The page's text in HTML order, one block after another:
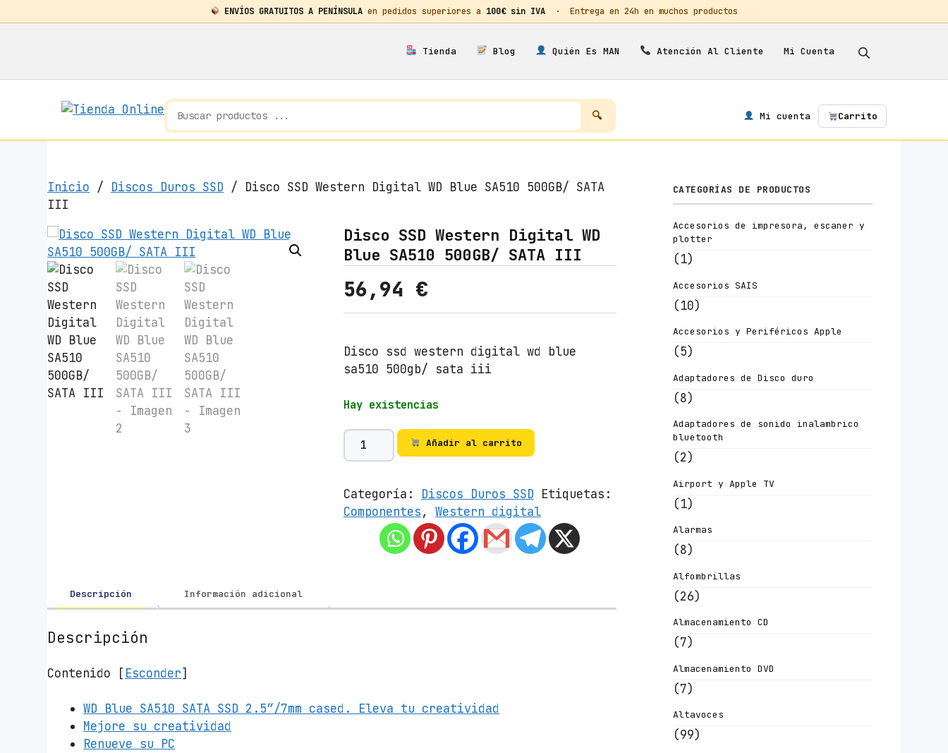
ENVÍOS GRATUITOS A PENÍNSULA en pedidos superiores a 100€ sin IVA · Entrega en 24h en muchos productos
Tienda Blog Quién Es MAN Atención Al Cliente Mi Cuenta
Mi cuenta Carrito
Inicio / Discos Duros SSD / Disco SSD Western Digital WD Blue SA510 500GB/ SATA
III
Disco SSD Western Digital WD
Blue SA510 500GB/ SATA III
56,94 €
Disco ssd western digital wd blue
sa510 500gb/ sata iii
Hay existencias
D
i
c
o
s
D
i
Añadir al carrito
Categoría: Discos Duros SSD Etiquetas:
Componentes, Western digital
Descripción Información adicional
Descripción
Contenido [Esconder]
WD Blue SA510 SATA SSD 2.5”/7mm cased. Eleva tu creatividad
Mejore su creatividad
Renueve su PC
CATEGORÍAS DE PRODUCTOS
Accesorios de impresora, escaner y
plotter
(1)
Accesorios SAIS
(10)
Accesorios y Periféricos Apple
(5)
Adaptadores de Disco duro
(8)
Adaptadores de sonido inalambrico
bluetooth
(2)
Airport y Apple TV
(1)
Alarmas
(8)
Alfombrillas
(26)
Almacenamiento CD
(7)
Almacenamiento DVD
(7)
Altavoces
(99)